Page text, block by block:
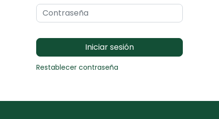
Iniciar sesión
Restablecer contraseña